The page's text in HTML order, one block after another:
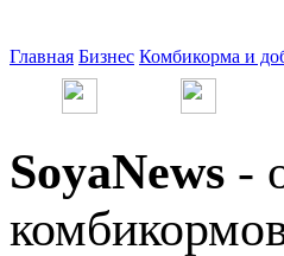
Главная Бизнес Комбикорма и
SoyaNews -